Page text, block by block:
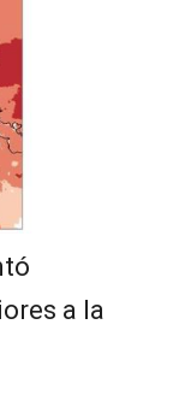
a la